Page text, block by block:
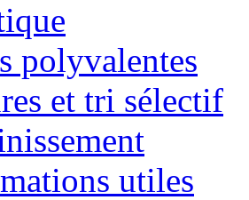
polyvalentes
et tri sélectif
utiles